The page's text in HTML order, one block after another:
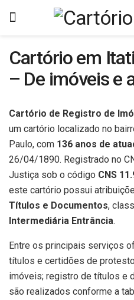
Cartório em
– De imóveis e
Cartório de Registro de
um cartório localizado no
Paulo, com 136 anos de
26/04/1890. Registrado no
Justiça sob o código CNS
este cartório possui
Títulos e Documentos,
Intermediária Entrância.
Entre os principais serviços
títulos e certidões de
imóveis; registro de títulos e
são realizados conforme a